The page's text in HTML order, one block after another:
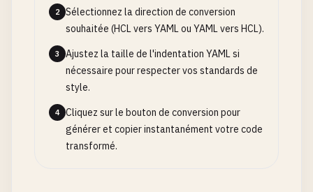
2
Sélectionnez la direction de conversion
souhaitée (HCL vers YAML ou YAML vers HCL).
3
Ajustez la taille de l'indentation YAML si
nécessaire pour respecter vos standards de
style.
4
Cliquez sur le bouton de conversion pour
générer et copier instantanément votre code
transformé.